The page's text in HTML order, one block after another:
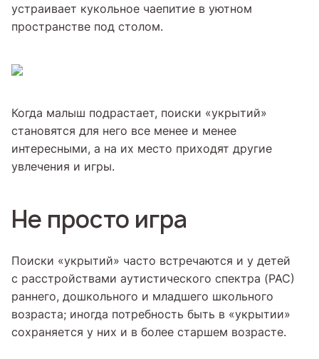
устраивает кукольное чаепитие в уютном
пространстве под столом.
Когда малыш подрастает, поиски «укрытий»
становятся для него все менее и менее
интересными, а на их место приходят другие
увлечения и игры.
Не просто игра
Поиски «укрытий» часто встречаются и у детей
с расстройствами аутистического спектра (РАС)
раннего, дошкольного и младшего школьного
возраста; иногда потребность быть в «укрытии»
сохраняется у них и в более старшем возрасте.